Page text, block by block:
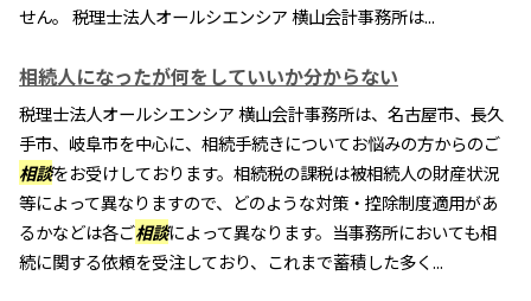
せん。 税理士法人オールシエンシア 横山会計事務所は...
相続人になったが何をしていいか分からない
税理士法人オールシエンシア 横山会計事務所は、名古屋市、長久
手市、岐阜市を中心に、相続手続きについてお悩みの方からのご
相談をお受けしております。相続税の課税は被相続人の財産状況
等によって異なりますので、どのような対策・控除制度適用があ
るかなどは各ご相談によって異なります。当事務所においても相
続に関する依頼を受注しており、これまで蓄積した多く...